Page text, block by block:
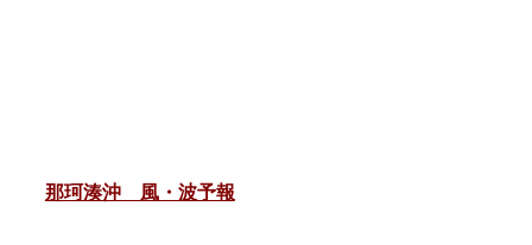
那珂湊沖 風・波予報